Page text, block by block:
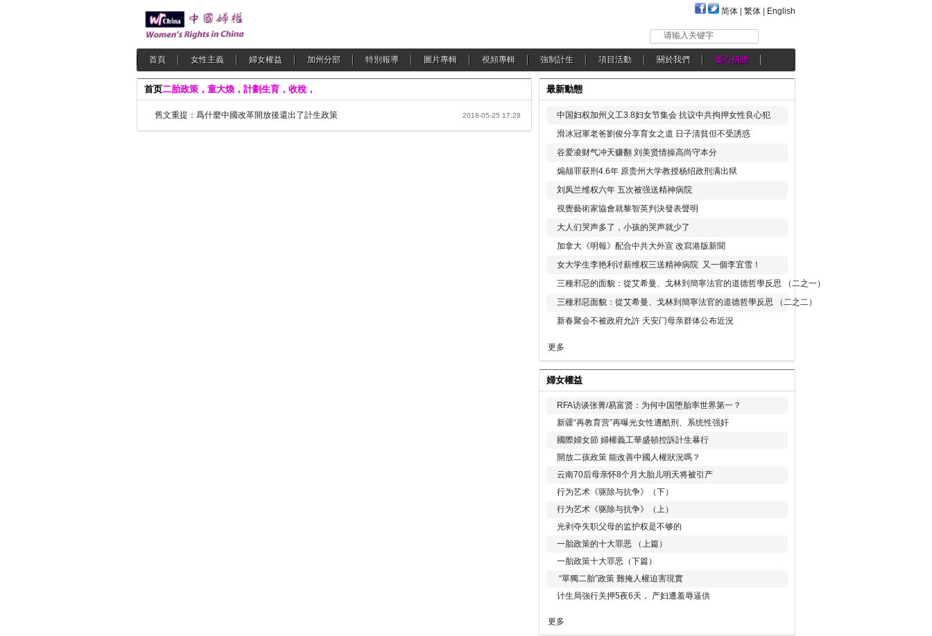
简体 繁体 English
请输入关键字
首頁 女性主義 婦女權益 加州分部 特別報導 圖片專輯 視頻專輯 強制計生 項目活動 關於我們 愛心捐贈
首页二胎政策，童大煥，計劃生育，收稅，
舊文重提：爲什麼中國改革開放後還出了計生政策 2018-05-25 17:28
最新動態
中国妇权加州义工3.8妇女节集会 抗议中共拘押女性良心犯
滑冰冠軍老爸劉俊分享育女之道 日子清貧但不受誘惑
谷爱凌财气冲天赚翻 刘美贤情操高尚守本分
煽颠罪获刑4.6年 原贵州大学教授杨绍政刑满出狱
刘凤兰维权六年 五次被强送精神病院
視覺藝術家協會就黎智英判決發表聲明
大人们哭声多了，小孩的哭声就少了
加拿大《明報》配合中共大外宣 改寫港版新聞
女大学生李艳利讨薪维权三送精神病院 又一個李宜雪！
三種邪惡的面貌：從艾希曼、戈林到簡寧法官的道德哲學反思 （二之一）
三種邪惡面貌：從艾希曼、戈林到簡寧法官的道德哲學反思 （二之二）
新春聚会不被政府允許 天安门母亲群体公布近況
更多
婦女權益
RFA访谈张菁/易富贤：为何中国堕胎率世界第一？
新疆“再教育营”再曝光女性遭酷刑、系统性强奸
國際婦女節 婦權義工華盛頓控訴計生暴行
開放二孩政策 能改善中國人權狀況嗎？
云南70后母亲怀8个月大胎儿明天将被引产
行为艺术《驱除与抗争》（下）
行为艺术《驱除与抗争》（上）
光剥夺失职父母的监护权是不够的
一胎政策的十大罪恶 （上篇）
一胎政策十大罪恶（下篇）
“單獨二胎”政策 難掩人權迫害現實
计生局強行关押5夜6天， 产妇遭羞辱逼供
更多